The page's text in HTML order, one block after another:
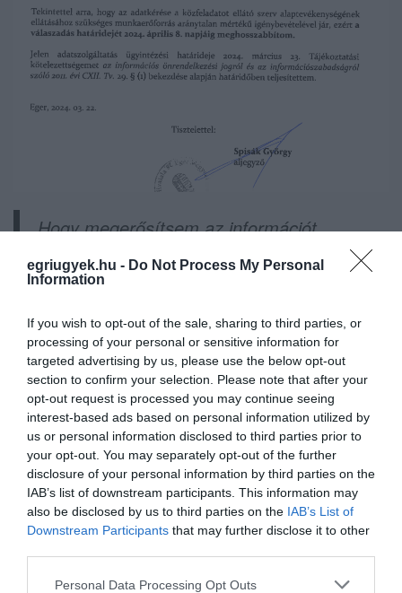
egriugyek.hu - Do Not Process My Personal
Information
If you wish to opt-out of the sale, sharing to third parties, or
processing of your personal or sensitive information for
targeted advertising by us, please use the below opt-out
section to confirm your selection. Please note that after your
opt-out request is processed you may continue seeing
interest-based ads based on personal information utilized by
us or personal information disclosed to third parties prior to
your opt-out. You may separately opt-out of the further
disclosure of your personal information by third parties on the
IAB’s list of downstream participants. This information may
also be disclosed by us to third parties on the IAB’s List of
Downstream Participants that may further disclose it to other
Please note that this website/app uses one or more Google
Personal Data Processing Opt Outs
Hogy megerősítsem az információt,
közérdekűadat-igényléssel fordultam az
önkormányzathoz. Úgy tűnik, hogy a
költségvetésének esetében – még mindig
hadilábon áll az átláthatósággal, ugyanis
egy egyszerű szerződést 15 nap alatt nem
sikerült megküldeni, sőt, 15 nappal
meghosszabbították azt. Tekintve, hogy a
kutatás közpénzből valósult meg, magát a
kutatás részleteit és az eredményeket is
lehetősége lenne megismernie az
egrieknek, ezt a mai nap szintén
megkértem. Ebből kiderülhet, hogy milyen